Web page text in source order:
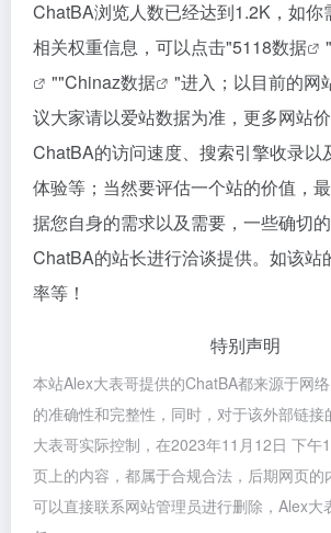
ChatBA浏览人数已经达到1.2K，如你
相关权重信息，可以点击"5118数据
""Chinaz数据
"进入；以目前的网
议大家请以爱站数据为准，更多网站
ChatBA的访问速度、搜索引擎收录以
体验等；当然要评估一个站的价值，
据您自身的需求以及需要，一些确切
ChatBA的站长进行洽谈提供。如该站
率等！
特别声明
本站Alex大表哥提供的ChatBA都来源于网
的准确性和完整性，同时，对于该外部链接
大表哥实际控制，在2023年11月12日 下午
页上的内容，都属于合规合法，后期网页的
可以直接联系网站管理员进行删除，Alex大